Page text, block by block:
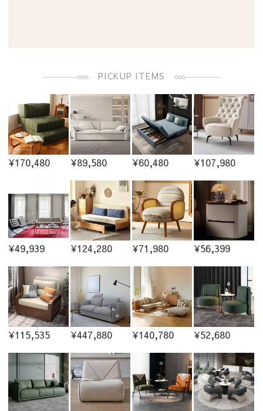
PICKUP ITEMS
¥170,480 ¥89,580 ¥60,480 ¥107,980
¥49,939 ¥124,280 ¥71,980 ¥56,399
¥115,535 ¥447,880 ¥140,780 ¥52,680